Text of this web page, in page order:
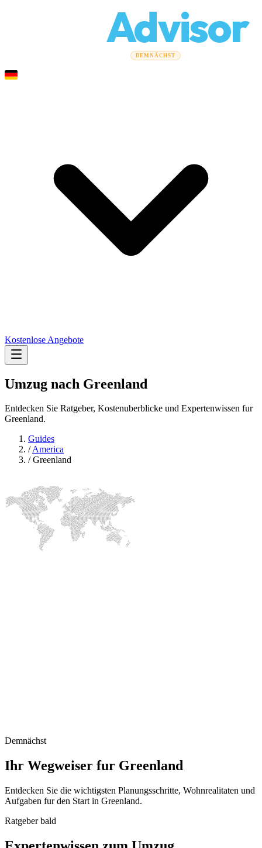
Advisor
DEMNÄCHST
Kostenlose Angebote
Umzug nach Greenland
Entdecken Sie Ratgeber, Kostenuberblicke und Expertenwissen fur
Greenland.
Guides
/America
/Greenland
Demnächst
Ihr Wegweiser fur Greenland
Entdecken Sie die wichtigsten Planungsschritte, Wohnrealitaten und
Aufgaben fur den Start in Greenland.
Ratgeber bald